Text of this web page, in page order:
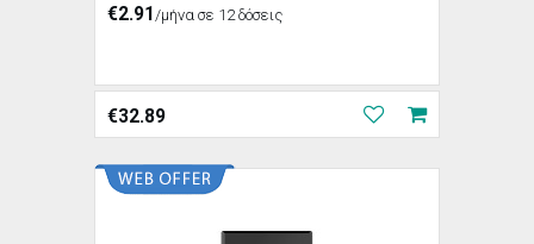
€2.91 /μήνα σε 12 δόσεις
€32.89